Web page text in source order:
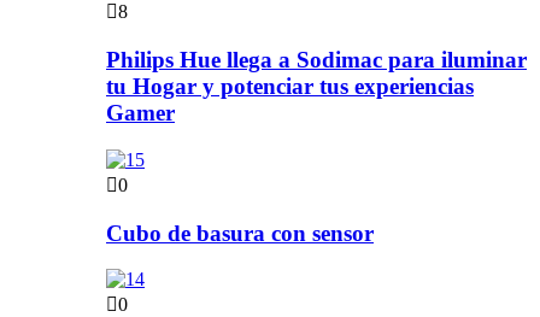
8
Philips Hue llega a Sodimac para iluminar
tu Hogar y potenciar tus experiencias
Gamer
0
Cubo de basura con sensor
0